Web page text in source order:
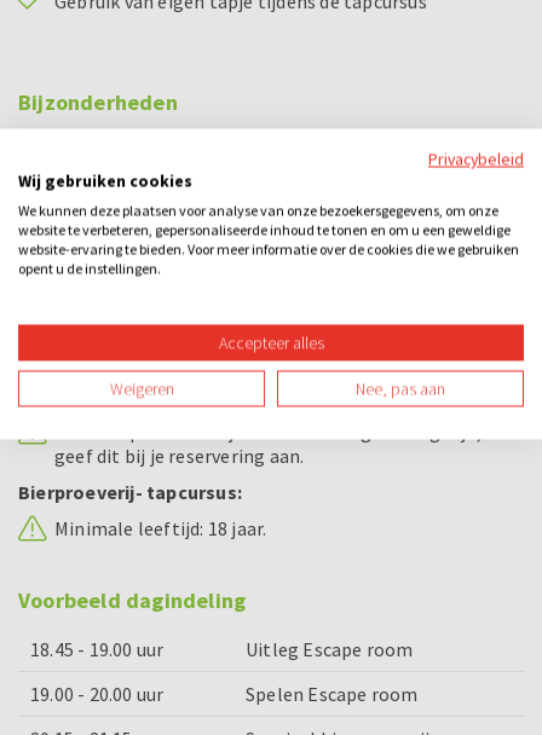
Bijzonderheden
Vaste starttijden escape room: 10:00 uur - 11:30 uur -
13:00 uur - 14:30 uur - 16:00 uur - 17:30 uur - 19:00 uur -
20:30 uur - 22:00 uur - 23:30 uur
Vaste starttijden escape box: 09:30 uur - 11:00 uur -
20:00 uur - 21:30 uur - 23:00 uur
Geef bij je reservering de kamer voorkeur en starttijd
geef dit bij je reservering aan.
Bierproeverij- tapcursus:
Minimale leeftijd: 18 jaar.
Voorbeeld dagindeling
18.45 - 19.00 uur
Uitleg Escape room
19.00 - 20.00 uur
Spelen Escape room
Privacybeleid
Wij gebruiken cookies
We kunnen deze plaatsen voor analyse van onze bezoekersgegevens, om onze
website te verbeteren, gepersonaliseerde inhoud te tonen en om u een geweldige
website-ervaring te bieden. Voor meer informatie over de cookies die we gebruiken
opent u de instellingen.
Accepteer alles
Weigeren Nee, pas aan